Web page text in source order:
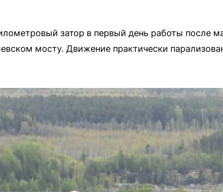
затор в первый день работы после
мосту. Движение практически